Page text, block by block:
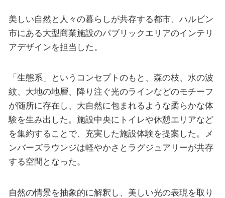
美しい自然と人々の暮らしが共存する都市、ハルビン
市にある大型商業施設のパブリックエリアのインテリ
アデザインを担当した。
「生態系」というコンセプトのもと、森の枝、水の波
紋、大地の地層、降り注ぐ光のラインなどのモチーフ
が随所に存在し、大自然に包まれるような柔らかな体
験を生み出した。施設中央にトイレや休憩エリアなど
を集約することで、充実した施設体験を提案した。メ
ンバーズラウンジは軽やかさとラグジュアリーが共存
する空間となった。
自然の情景を抽象的に解釈し、美しい光の表現を取り